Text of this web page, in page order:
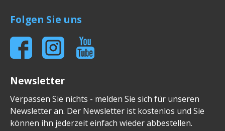
Folgen Sie uns
Newsletter
Verpassen Sie nichts - melden Sie sich für unseren
Newsletter an. Der Newsletter ist kostenlos und Sie
können ihn jederzeit einfach wieder abbestellen.